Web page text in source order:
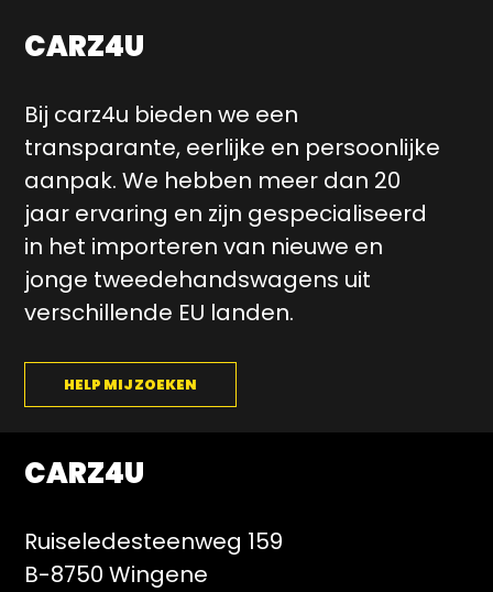
CARZ4U
Bij carz4u bieden we een
transparante, eerlijke en persoonlijke
aanpak. We hebben meer dan 20
jaar ervaring en zijn gespecialiseerd
in het importeren van nieuwe en
jonge tweedehandswagens uit
verschillende EU landen.
HELP MIJ ZOEKEN
CARZ4U
Ruiseledesteenweg 159
B-8750 Wingene